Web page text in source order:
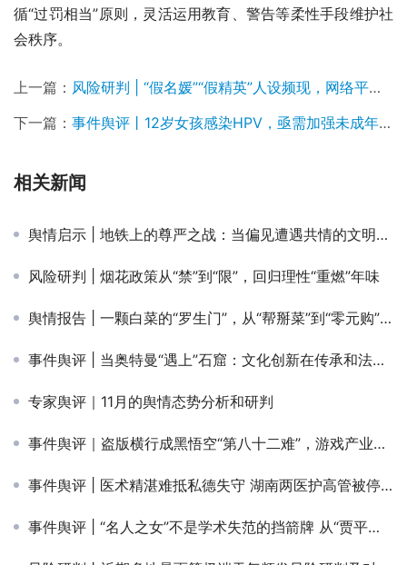
循“过罚相当”原则，灵活运用教育、警告等柔性手段维护社
会秩序。
上一篇： 风险研判 | “假名媛”“假精英”人设频现，网络平台虚假乱象当休矣
下一篇： 事件舆评丨12岁女孩感染HPV，亟需加强未成年人保护
相关新闻
舆情启示 | 地铁上的尊严之战：当偏见遭遇共情的文明启示
风险研判 | 烟花政策从“禁”到“限”，回归理性“重燃”年味
舆情报告 | 一颗白菜的“罗生门”，从“帮掰菜”到“零元购”舆情狂欢
事件舆评 | 当奥特曼“遇上”石窟：文化创新在传承和法律间的双重碰撞
专家舆评｜11月的舆情态势分析和研判
事件舆评｜盗版横行成黑悟空“第八十二难”，游戏产业发展需各方共同“降妖除魔”
事件舆评 | 医术精湛难抵私德失守 湖南两医护高管被停职调查
事件舆评 | “名人之女”不是学术失范的挡箭牌 从“贾平凹女儿被指论文抄袭”事件看学术评价不能困于身份光环